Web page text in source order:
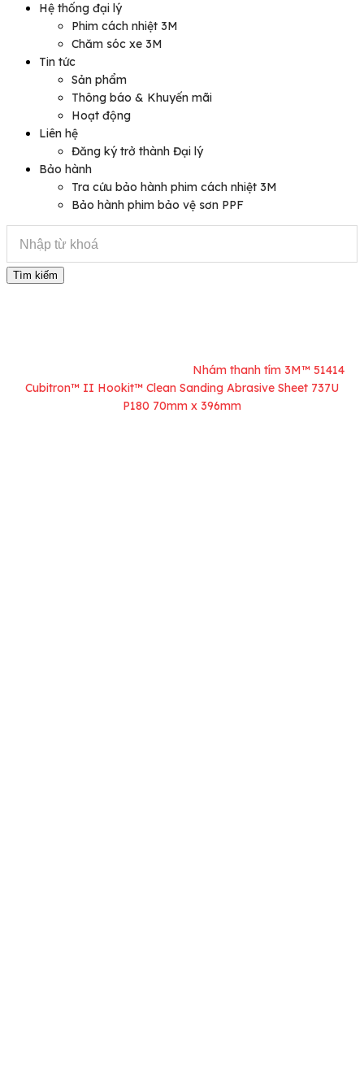
Hệ thống đại lý
Phim cách nhiệt 3M
Chăm sóc xe 3M
Tin tức
Sản phẩm
Thông báo & Khuyến mãi
Hoạt động
Liên hệ
Đăng ký trở thành Đại lý
Bảo hành
Tra cứu bảo hành phim cách nhiệt 3M
Bảo hành phim bảo vệ sơn PPF
Tìm kiếm
Nhám thanh tím 3M™ 51414
Cubitron™ II Hookit™ Clean Sanding Abrasive Sheet 737U
P180 70mm x 396mm